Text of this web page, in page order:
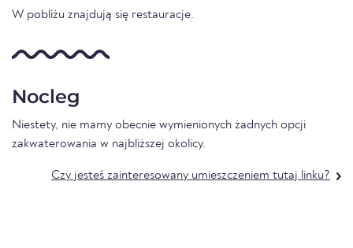
W pobliżu znajdują się restauracje.
Nocleg
Niestety, nie mamy obecnie wymienionych żadnych opcji
zakwaterowania w najbliższej okolicy.
Czy jesteś zainteresowany umieszczeniem tutaj linku?